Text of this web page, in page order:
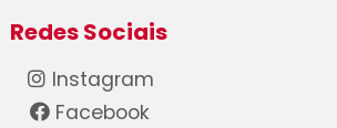
Redes Sociais
Instagram
Facebook